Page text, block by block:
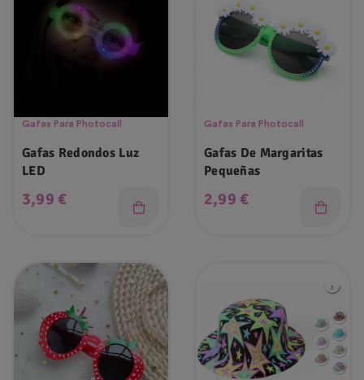
Gafas Para Photocall
Gafas Redondos Luz
LED
Precio
3,99 €
Gafas Para Photocall
Gafas De Margaritas
Pequeñas
Precio
2,99 €